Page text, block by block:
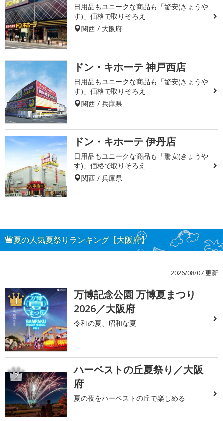
日用品もユニークな商品も「驚安(きょうや
す)」価格で取りそろえ
関西 / 大阪府
ドン・キホーテ 神戸西店
日用品もユニークな商品も「驚安(きょうや
す)」価格で取りそろえ
関西 / 兵庫県
ドン・キホーテ 伊丹店
日用品もユニークな商品も「驚安(きょうや
す)」価格で取りそろえ
関西 / 兵庫県
夏の人気夏祭りランキング【大阪府】
2026/08/07 更新
1
万博記念公園 万博夏まつり
2026／大阪府
令和の夏、昭和な夏
2
ハーベストの丘夏祭り／大阪
府
夏の夜をハーベストの丘で楽しめる